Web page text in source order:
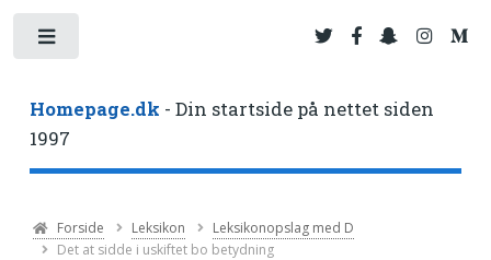
Homepage.dk - Din startside på nettet siden
1997
Forside Leksikon
Leksikonopslag med D
Det at sidde i uskiftet bo betydning